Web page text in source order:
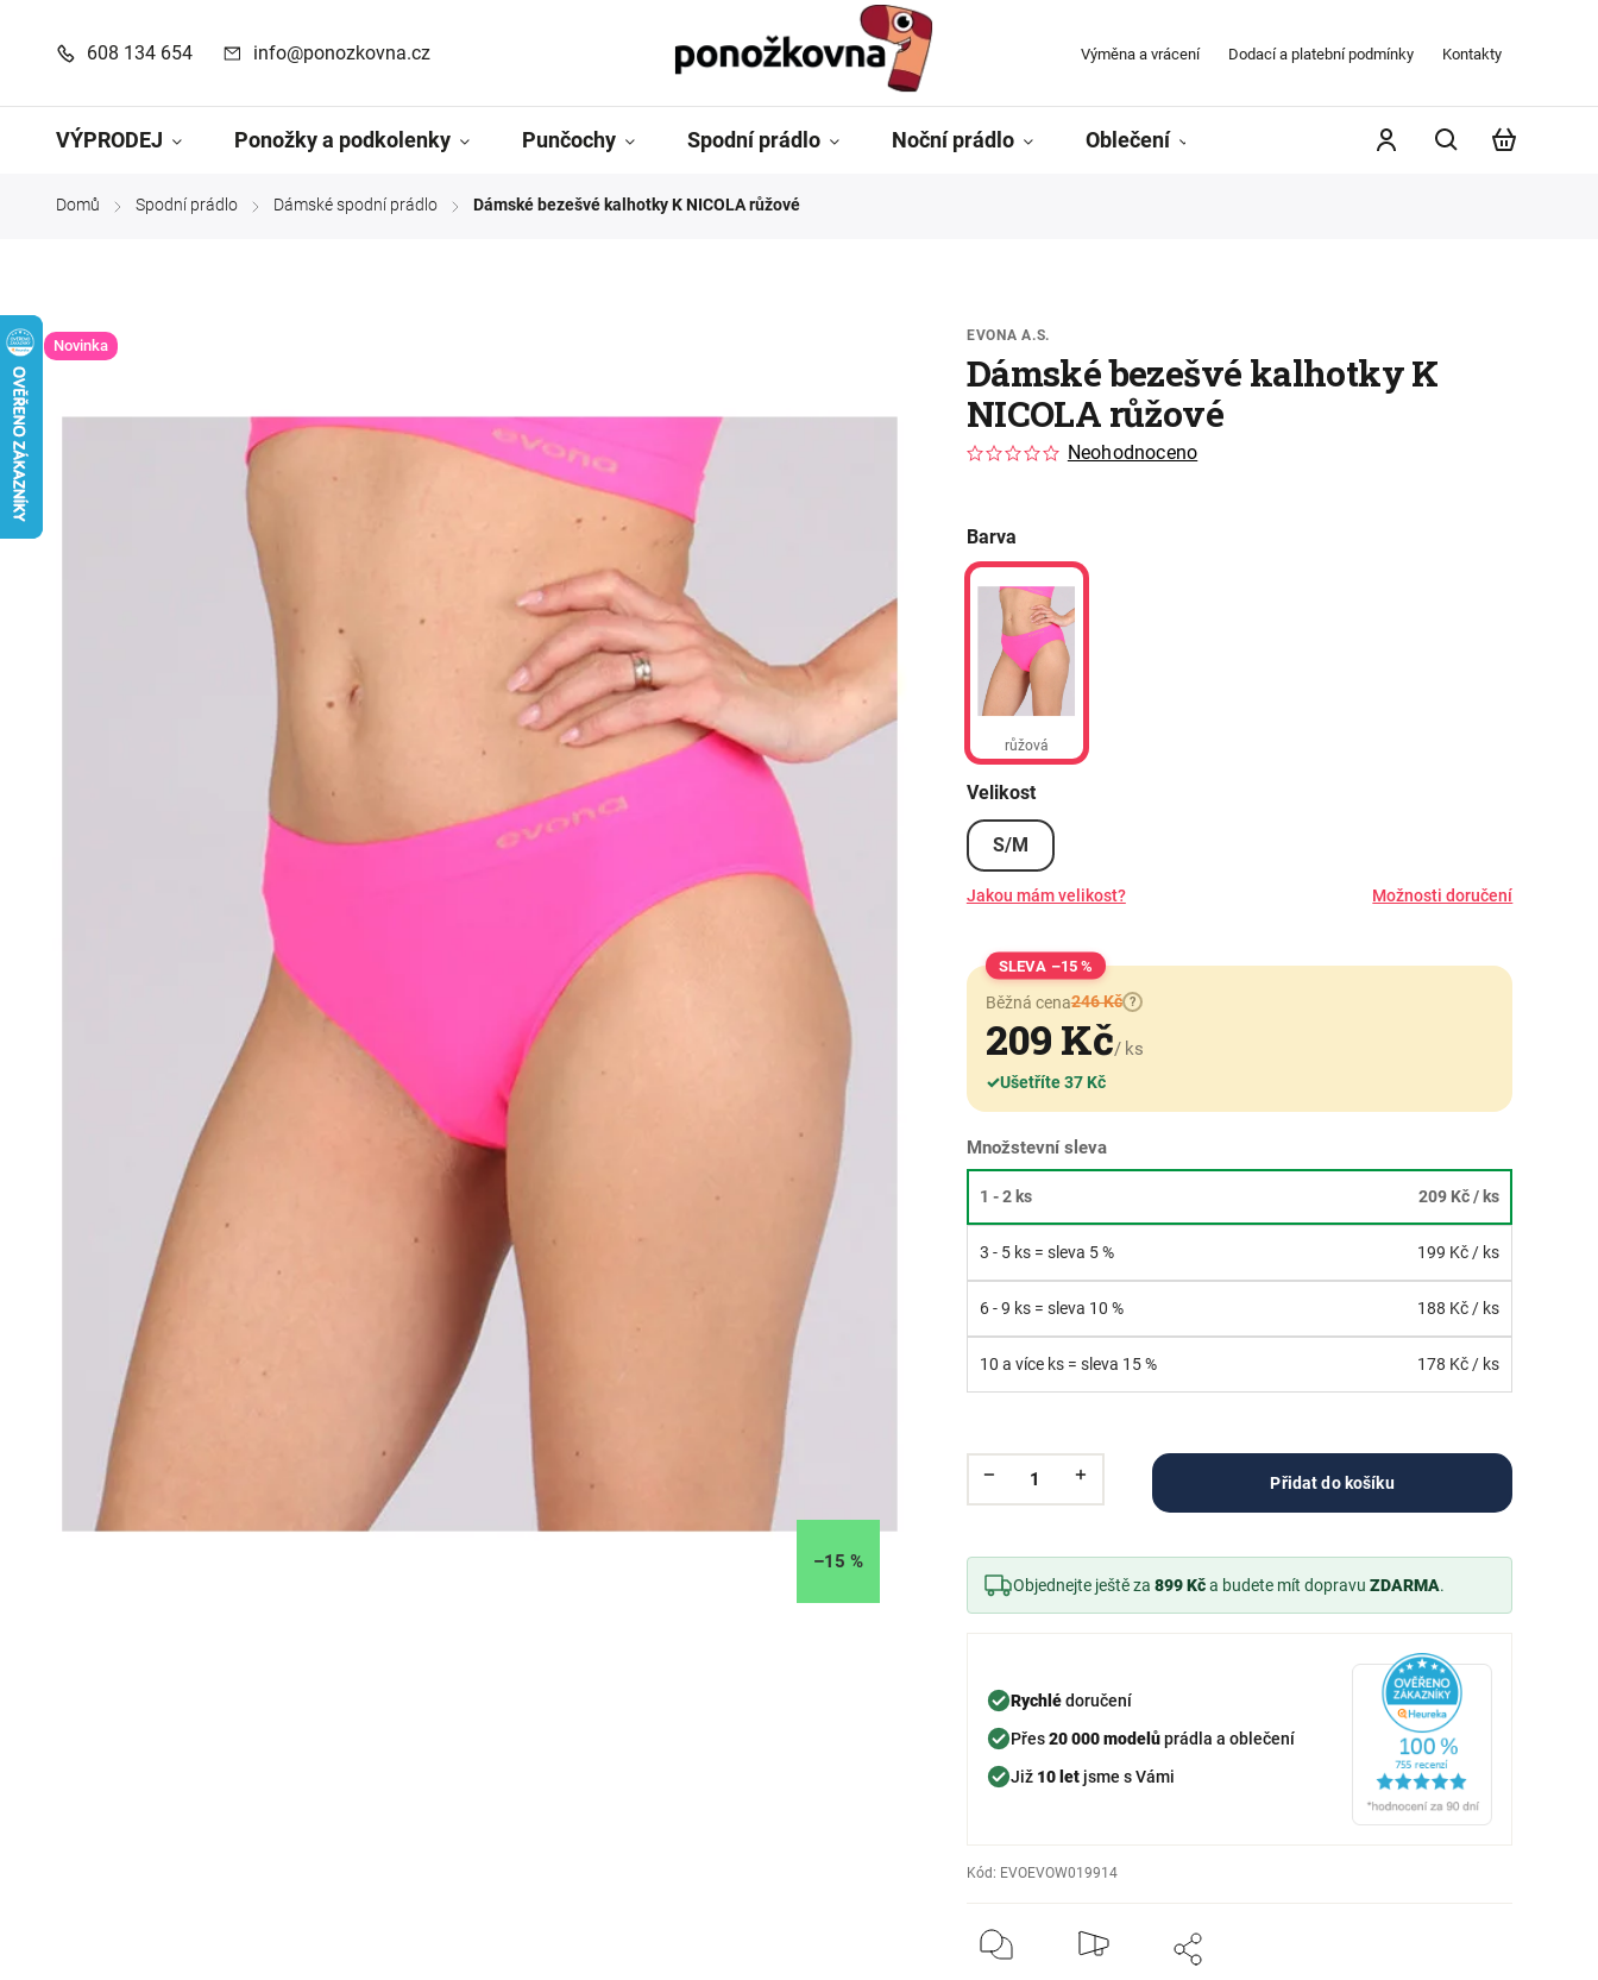
608 134 654 info@ponozkovna.cz Výměna a vrácení Dodací a platební podmínky Kontakty
VÝPRODEJ Ponožky a podkolenky Punčochy Spodní prádlo Noční prádlo Oblečení Kontakty
Domů / Spodní prádlo / Dámské spodní prádlo / Dámské bezešvé kalhotky K NICOLA růžové
Novinka
–15 %
Množstevní sleva
1 - 2 ks 209 Kč/ ks
3 - 5 ks = sleva 5 % 199 Kč / ks
6 - 9 ks = sleva 10 % 188 Kč / ks
10 a více ks = sleva 15 % 178 Kč / ks
EVONA A.S.
Dámské bezešvé kalhotky K
NICOLA růžové
Neohodnoceno
Barva
růžová
Velikost
S/M
Jakou mám velikost? Možnosti doručení
–15 %
Běžná cena246 Kč ?
209 Kč/ ks
✓Ušetříte 37 Kč
Přidat do košíku
Objednejte ještě za 899 Kča budete mít dopravu ZDARMA.
Rychlédoručení
Přes20 000 modelůprádla a oblečení
Již 10 letjsme s Vámi
Kód: EVOEVOW019914